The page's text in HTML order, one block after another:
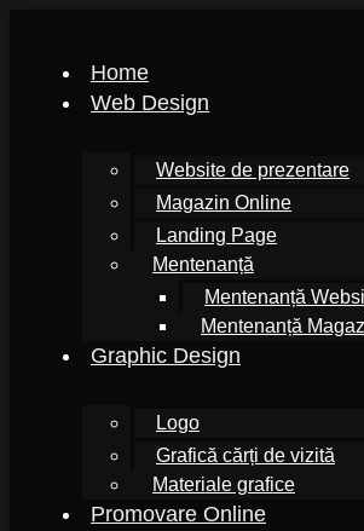
Home
Web Design
Website de prezentare
Magazin Online
Landing Page
Mentenanță
Mentenanță
Mentenanță
Graphic Design
Logo
Grafică cărți de vizită
Materiale grafice
Promovare Online